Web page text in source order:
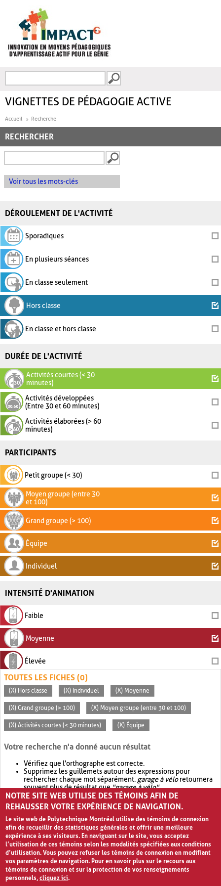
FORMULAIRE DE
VIGNETTES DE PÉDAGOGIE ACTIVE
Accueil Recherche
RECHERCHER
Voir tous les mots-clés
DÉROULEMENT DE L'ACTIVITÉ
Sporadiques
En plusieurs séances
En classe seulement
Hors classe
En classe et hors classe
DURÉE DE L'ACTIVITÉ
Activités courtes (< 30
minutes)
Activités développées
(Entre 30 et 60 minutes)
Activités élaborées (> 60
minutes)
PARTICIPANTS
Petit groupe (< 30)
Moyen groupe (entre 30
et 100)
Grand groupe (> 100)
Équipe
Individuel
INTENSITÉ D'ANIMATION
Faible
Moyenne
Élevée
TOUTES LES FICHES (0)
(X) Hors classe (X) Individuel (X) Moyenne
(X) Grand groupe (> 100) (X) Moyen groupe (entre 30 et 100)
(X) Activités courtes (< 30 minutes) (X) Équipe
Votre recherche n'a donné aucun résultat
Vérifiez que l'orthographe est correcte.
Supprimez les guillemets autour des expressions pour
rechercher chaque mot séparément. garage à véloretournera
souvent plus de résultat que"garage à vélo".
Envisagez d'élargir votre recherche avec OR.garage OR vélo
retournera souvent plus de résultat quegarage à vélo
NOTRE SITE WEB UTILISE DES TÉMOINS AFIN DE
REHAUSSER VOTRE EXPÉRIENCE DE NAVIGATION.
Le site web de Polytechnique Montréal utilise des témoins de connexion
afin de recueillir des statistiques générales et offrir une meilleure
expérience à ses visiteurs. En naviguant sur le site, vous acceptez
l’utilisation de ces témoins selon les modalités spécifiées aux conditions
d’utilisation. Vous pouvez refuser les témoins de connexion en modifiant
vos paramètres de navigation. Pour en savoir plus sur le recours aux
témoins de connexion et sur la protection de vos renseignements
personnels,cliquez ici.